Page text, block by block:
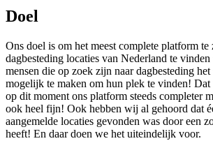
Doel
Ons doel is om het meest complete platform
dagbesteding locaties van Nederland te
mensen die op zoek zijn naar dagbesteding
mogelijk te maken om hun plek te vinden! Dat
op dit moment ons platform steeds completer
ook heel fijn! Ook hebben wij al gehoord dat
aangemelde locaties gevonden was door een
heeft! En daar doen we het uiteindelijk voor.